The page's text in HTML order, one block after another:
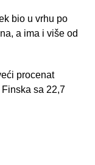
bio u vrhu po
a ima i više od
procenat
sa 22,7